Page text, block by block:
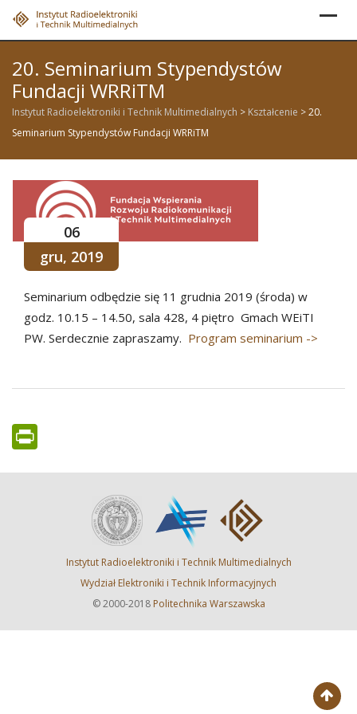
Skip
20. Seminarium Stypendystów
Fundacji WRRiTM
Instytut Radioelektroniki i Technik Multimedialnych > Kształcenie >20.
Seminarium Stypendystów Fundacji WRRiTM
06
gru, 2019
Seminarium odbędzie się 11 grudnia 2019 (środa) w
godz. 10.15 – 14.50, sala 428, 4 piętro Gmach WEiTI
PW. Serdecznie zapraszamy. Program seminarium ->
Instytut Radioelektroniki i Technik Multimedialnych
Wydział Elektroniki i Technik Informacyjnych
© 2000-2018 Politechnika Warszawska